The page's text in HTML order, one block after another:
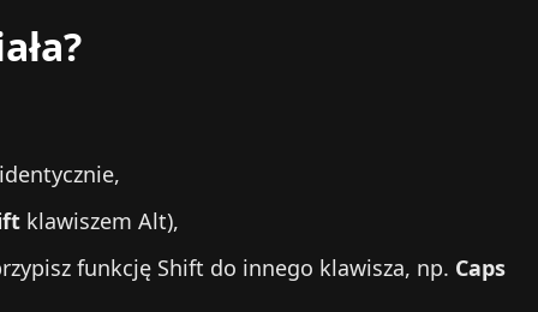
klawiszem Alt),
funkcję Shift do innego klawisza, np. Caps